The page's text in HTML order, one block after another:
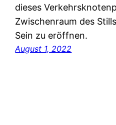
dieses
Zwischenraum des
Sein zu eröffnen.
August 1, 2022